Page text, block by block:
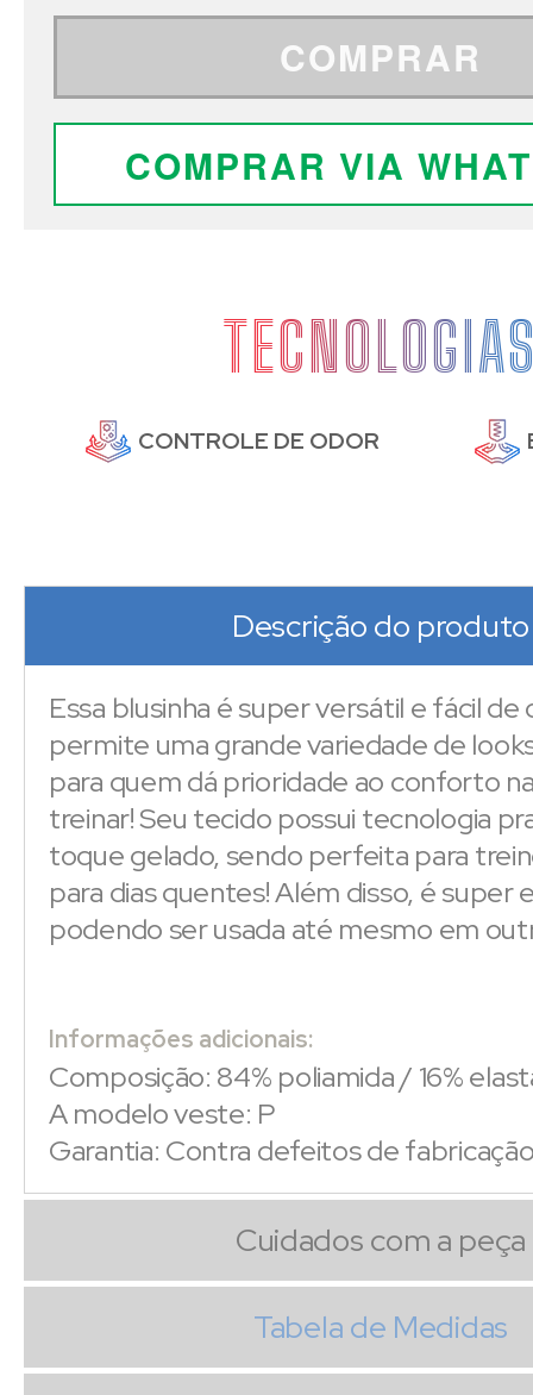
COMPRAR
COMPRAR VIA
CONTROLE DE ODOR
Descrição do produto
Essa blusinha é super versátil e fácil de
permite uma grande variedade de
para quem dá prioridade ao conforto
treinar! Seu tecido possui tecnologia
toque gelado, sendo perfeita para
para dias quentes! Além disso, é super
podendo ser usada até mesmo em
Informações adicionais:
Composição: 84% poliamida / 16%
A modelo veste: P
Garantia: Contra defeitos de
Cuidados com a peça
Tabela de Medidas